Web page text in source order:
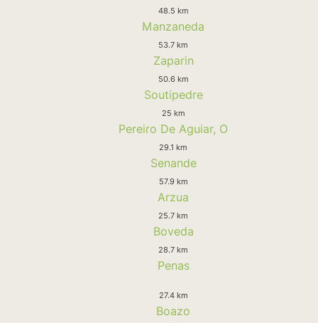
48.5 km
Manzaneda
53.7 km
Zaparin
50.6 km
Soutipedre
25 km
Pereiro De Aguiar, O
29.1 km
Senande
57.9 km
Arzua
25.7 km
Boveda
28.7 km
Penas
27.4 km
Boazo